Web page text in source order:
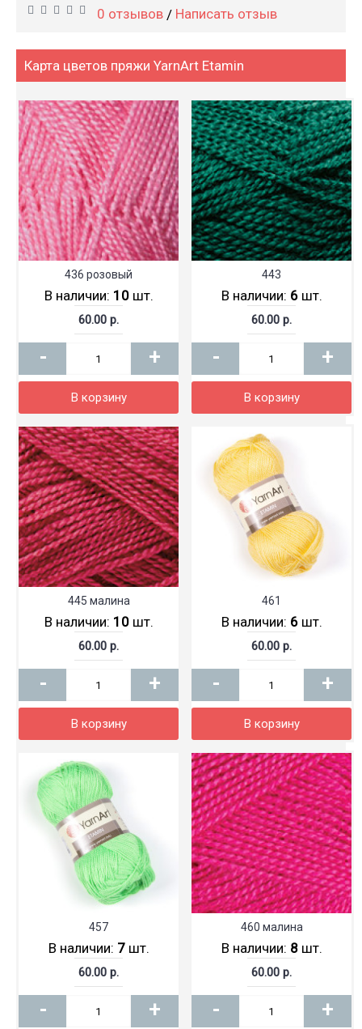
0 отзывов / Написать отзыв
Карта цветов пряжи YarnArt Etamin
436 розовый
В наличии: 10шт.
60.00 р.
- +
В корзину
443
В наличии: 6шт.
60.00 р.
- +
В корзину
445 малина
В наличии: 10шт.
60.00 р.
- +
В корзину
461
В наличии: 6шт.
60.00 р.
- +
В корзину
457
В наличии: 7шт.
60.00 р.
- +
460 малина
В наличии: 8шт.
60.00 р.
- +